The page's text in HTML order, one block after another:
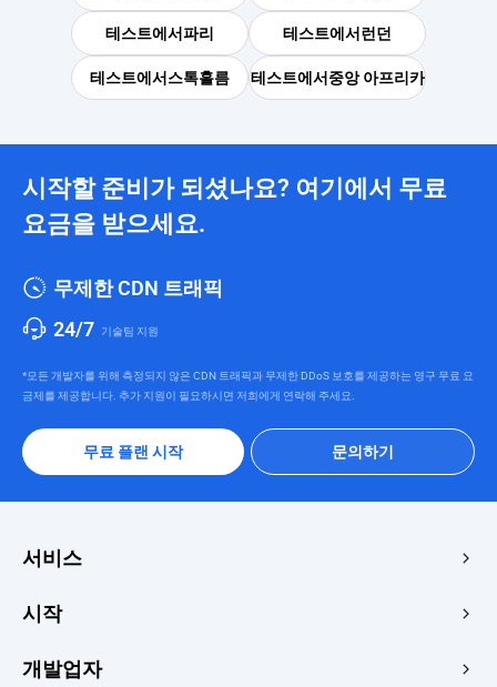
테스트에서파리 테스트에서 런던
테스트에서 스톡홀름 테스트에서 중앙 아프리카
시작할 준비가 되셨나요? 여기에서 무료
요금을 받으세요.
무제한 CDN 트래픽
24/7
기술팀 지원
*모든 개발자를 위해 측정되지 않은 CDN 트래픽과 무제한 DDoS 보호를 제공하는 영구 무료 요
금제를 제공합니다. 추가 지원이 필요하시면 저희에게 연락해 주세요.
무료 플랜 시작 문의하기
서비스
에지 가속 및 보안
가장자리 함수
시작
가격
개발업자